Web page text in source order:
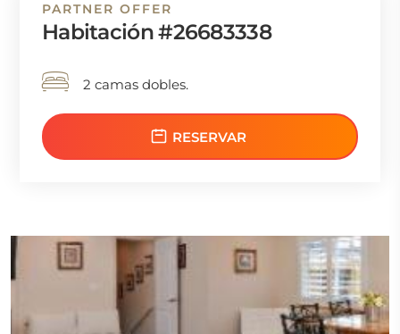
PARTNER OFFER
Habitación #26683338
2 camas dobles.
RESERVAR